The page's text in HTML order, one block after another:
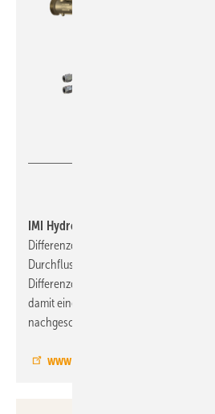
IMI Hydronic Engineering, 9.1-E06:
Differenzdruckregler TA-Smart-Dp mit
Durchfluss-, Temperatur- und
Differenzdruck über den Verbraucher
damit eine hohe Regelautorität und
nachgeschaltete Regelventile.
www.imi-hydronic.de